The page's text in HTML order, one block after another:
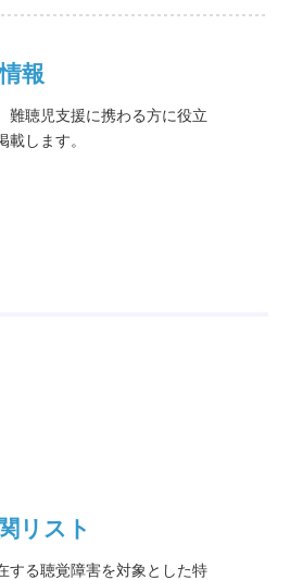
報
難聴児支援に携わる方に役立
載します。
リスト
する聴覚障害を対象とした特